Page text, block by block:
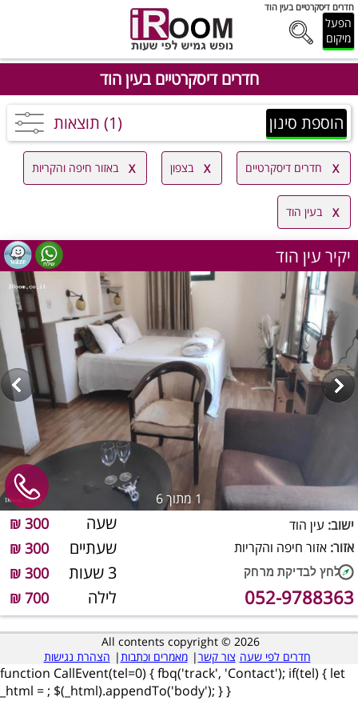
חדרים דיסקרטיים בעין הוד
הפעל
מיקום
חדרים דיסקרטיים בעין הוד
הוספת סינון (1) תוצאות
חדרים דיסקרטיים בצפון באזור חיפה והקריות
בעין הוד
יקיר עין הוד
1מתוך 6
שעה 300 ₪
שעתיים 300 ₪
3 שעות 300 ₪
לילה 700 ₪
ישוב: עין הוד
אזור: אזור חיפה והקריות
052-9788363
All contents copyright © 2026
חדרים לפי שעה צור קשר| מאמרים וכתבות | הצהרת נגישות
function CallEvent(tel=0) { fbq('track', 'Contact'); if(tel) { let
_html = ; $(_html).appendTo('body'); } }